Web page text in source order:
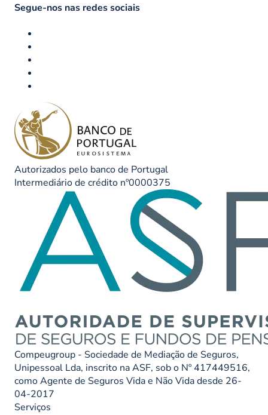
Segue-nos nas redes sociais
Autorizados pelo banco de Portugal
Intermediário de crédito nº0000375
Compeugroup - Sociedade de Mediação de Seguros,
Unipessoal Lda, inscrito na ASF, sob o Nº 417449516,
como Agente de Seguros Vida e Não Vida desde 26-
04-2017
Serviços